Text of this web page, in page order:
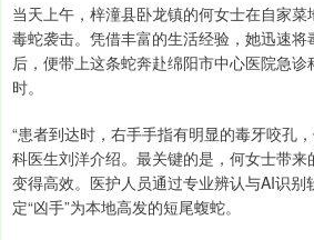
当天上午，梓潼县卧龙镇的何女士在自家
毒蛇袭击。凭借丰富的生活经验，她迅速将
后，便带上这条蛇奔赴绵阳市中心医院急
时。
“患者到达时，右手手指有明显的毒牙咬孔
科医生刘洋介绍。最关键的是，何女士带来
变得高效。医护人员通过专业辨认与AI识别
定“凶手”为本地高发的短尾蝮蛇。